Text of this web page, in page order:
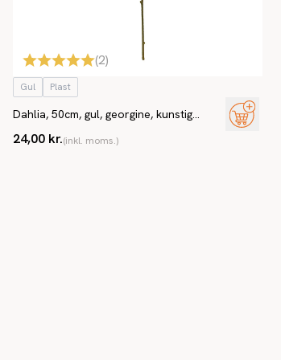
(2)
Gul Plast
Dahlia, 50cm, gul, georgine, kunstig
24,00 kr.(inkl. moms.)